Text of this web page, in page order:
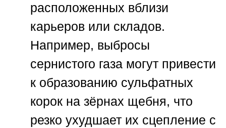
расположенных вблизи
карьеров или складов.
Например, выбросы
сернистого газа могут привести
к образованию сульфатных
корок на зёрнах щебня, что
резко ухудшает их сцепление с